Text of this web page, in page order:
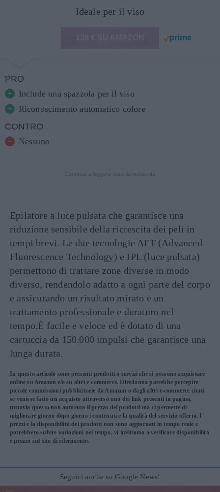
Ideale per il viso
PRO
Include una spazzola per il viso
Riconoscimento automatico colore
CONTRO
Nessuno
Epilatore a luce pulsata che garantisce una
riduzione sensibile della ricrescita dei peli in
tempi brevi. Le due tecnologie AFT (Advanced
Fluorescence Technology) e IPL (luce pulsata)
permettono di trattare zone diverse in modo
diverso, rendendolo adatto a ogni parte del corpo
e assicurando un risultato mirato e un
trattamento professionale e duraturo nel
tempo.È facile e veloce ed è dotato di una
cartuccia da 150.000 impulsi che garantisce una
lunga durata.
In questo articolo sono presenti prodotti o servizi che si possono acquistare
online su Amazon e/o su altri e-commerce. Diredonna potrebbe percepire
piccole commissioni pubblicitarie da Amazon o dagli altri e-commerce citati
se venisse fatto un acquisto attraverso uno dei link presenti in pagina,
tuttavia questo non aumenta il prezzo dei prodotti ma ci permette di
migliorare giorno dopo giorno i contenuti e la qualità del servizio offerto. I
prezzi e la disponibilità dei prodotti non sono aggiornati in tempo reale e
potrebbero subire variazioni nel tempo, vi invitiamo a verificare disponibilità
e prezzo sul sito di riferimento.
Seguici anche su Google News!